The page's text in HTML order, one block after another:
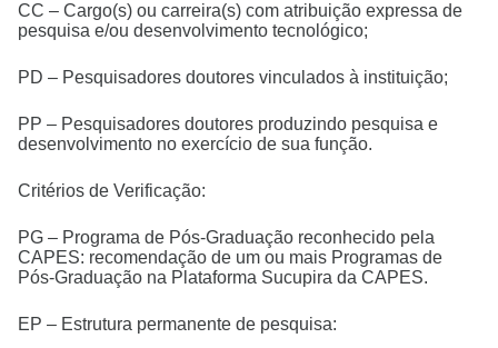
CC – Cargo(s) ou carreira(s) com atribuição expressa de
pesquisa e/ou desenvolvimento tecnológico;
PD – Pesquisadores doutores vinculados à instituição;
PP – Pesquisadores doutores produzindo pesquisa e
desenvolvimento no exercício de sua função.
Critérios de Verificação:
PG – Programa de Pós-Graduação reconhecido pela
CAPES: recomendação de um ou mais Programas de
Pós-Graduação na Plataforma Sucupira da CAPES.
EP – Estrutura permanente de pesquisa: